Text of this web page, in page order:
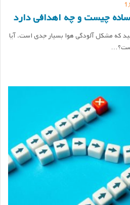
چیست و چه اهدافی دارد
که مشکل آلودگی هوا بسیار جدی است. آیا